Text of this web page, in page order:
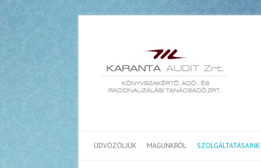
ÜDVÖZÖLJÜK MAGUNKRÓL SZOLGÁLTATÁSAINK